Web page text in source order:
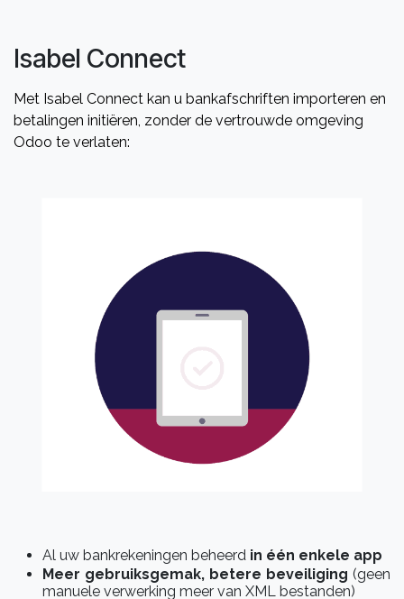
Isabel Connect
Met Isabel Connect kan u bankafschriften importeren en
betalingen initiëren, zonder de vertrouwde omgeving
Odoo te verlaten:
Al uw bankrekeningen beheerd in één enkele app
Meer gebruiksgemak, betere beveiliging (geen
manuele verwerking meer van XML bestanden)